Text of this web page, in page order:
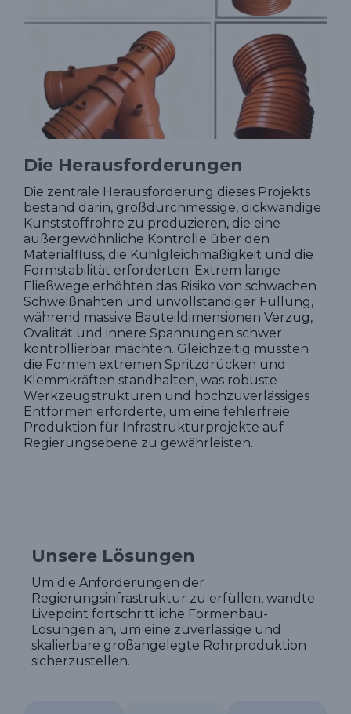
Die Herausforderungen
Die zentrale Herausforderung dieses Projekts
bestand darin, großdurchmessige, dickwandige
Kunststoffrohre zu produzieren, die eine
außergewöhnliche Kontrolle über den
Materialfluss, die Kühlgleichmäßigkeit und die
Formstabilität erforderten. Extrem lange
Fließwege erhöhten das Risiko von schwachen
Schweißnähten und unvollständiger Füllung,
während massive Bauteildimensionen Verzug,
Ovalität und innere Spannungen schwer
kontrollierbar machten. Gleichzeitig mussten
die Formen extremen Spritzdrücken und
Klemmkräften standhalten, was robuste
Werkzeugstrukturen und hochzuverlässiges
Entformen erforderte, um eine fehlerfreie
Produktion für Infrastrukturprojekte auf
Regierungsebene zu gewährleisten.
Unsere Lösungen
Um die Anforderungen der
Regierungsinfrastruktur zu erfüllen, wandte
Livepoint fortschrittliche Formenbau-
Lösungen an, um eine zuverlässige und
skalierbare großangelegte Rohrproduktion
sicherzustellen.